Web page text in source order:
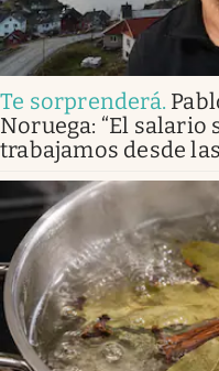
Te sorprenderá.
Noruega: “El
trabajamos desde